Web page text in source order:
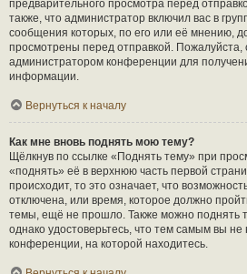
предварительного просмотра перед
также, что администратор включил вас в
сообщения которых, по его или её мнению,
просмотрены перед отправкой. Пожалуйста,
администратором конференции для
информации.
Вернуться к началу
Как мне вновь поднять мою тему?
Щёлкнув по ссылке «Поднять тему» при
«поднять» её в верхнюю часть первой
происходит, то это означает, что
отключена, или время, которое должно
темы, ещё не прошло. Также можно поднять
однако удостоверьтесь, что тем самым вы
конференции, на которой находитесь.